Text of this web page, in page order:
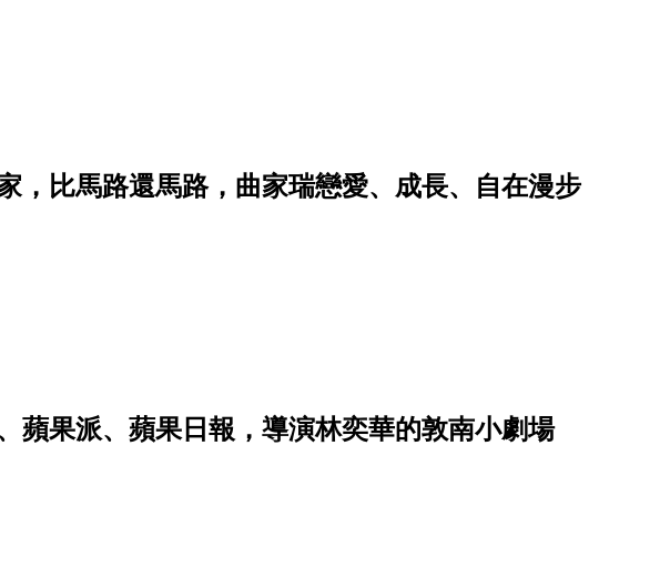
，比馬路還馬路，曲家瑞戀愛、成長、自在漫步
蘋果派、蘋果日報，導演林奕華的敦南小劇場